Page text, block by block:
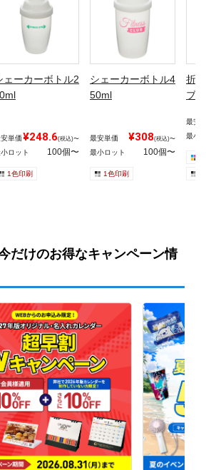
ェーカーボトル2
単価¥248.6(税込)〜
ロット 100個〜
1色印刷
シェーカーボトル4
50ml
最安単価 ¥308(税込)〜
最小ロット 100個〜
1色印刷
折
ブ
最安
最小
だけのお得なキャンペーン情